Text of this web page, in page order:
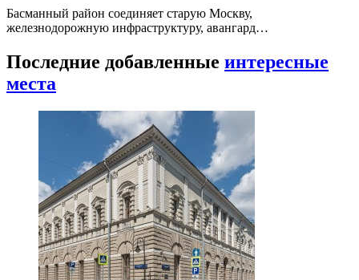
Басманный район соединяет старую Москву,
железнодорожную инфраструктуру, авангард…
Последние добавленные интересные
места